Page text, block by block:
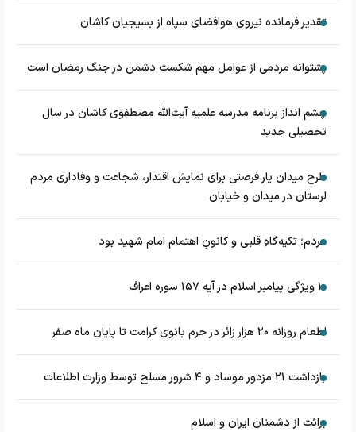
تقدیر فرمانده نیروی هوافضای سپاه از بسیجیان کاشان
پشتوانه مردمی از عوامل مهم شکست دشمن در جنگ رمضان است
چشم‌ انداز برنامه مدرسه علمیه آیت‌الله مصطفوی کاشان در سال
تحصیلی جدید
طرح میدان یار فرصتی برای نمایش اقتدار، شجاعت و وفاداری مردم
لرستان در میدان و خیابان
مردم؛ تکیه‌گاهِ قلبی و کانونِ اهتمام امام شهید بود
۱۰ ویژگی پیامبر اسلام در آیه ۱۵۷ سوره اعراف
اطعام روزانه ۲۰ هزار زائر در حرم بانوی کرامت تا پایان ماه صفر
بازداشت ۲۱ مزدور موساد و ۴ شرور مسلح توسط وزارت اطلاعات
برائت از دشمنان ایران و اسلام